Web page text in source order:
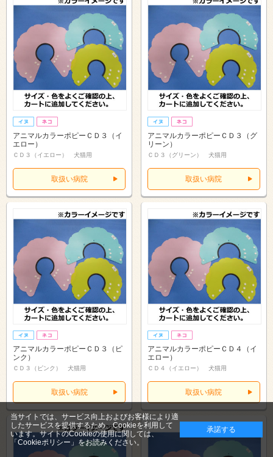
アニマルカラーポピーＣＤ３（イ
エロー）
ＣＤ３（イエロー） 犬猫用
取扱い病院
アニマルカラーポピーＣＤ３（グ
リーン）
ＣＤ３（グリーン） 犬猫用
取扱い病院
アニマルカラーポピーＣＤ３（ピ
ンク）
ＣＤ３（ピンク） 犬猫用
取扱い病院
アニマルカラーポピーＣＤ４（イ
エロー）
ＣＤ４（イエロー） 犬猫用
取扱い病院
当サイトでは、サービス向上およびお客様により適
したサービスを提供するため、Cookieを利用して
います。サイトのCookieの使用に関しては、
「Cookieポリシー」 をお読みください。
承諾する